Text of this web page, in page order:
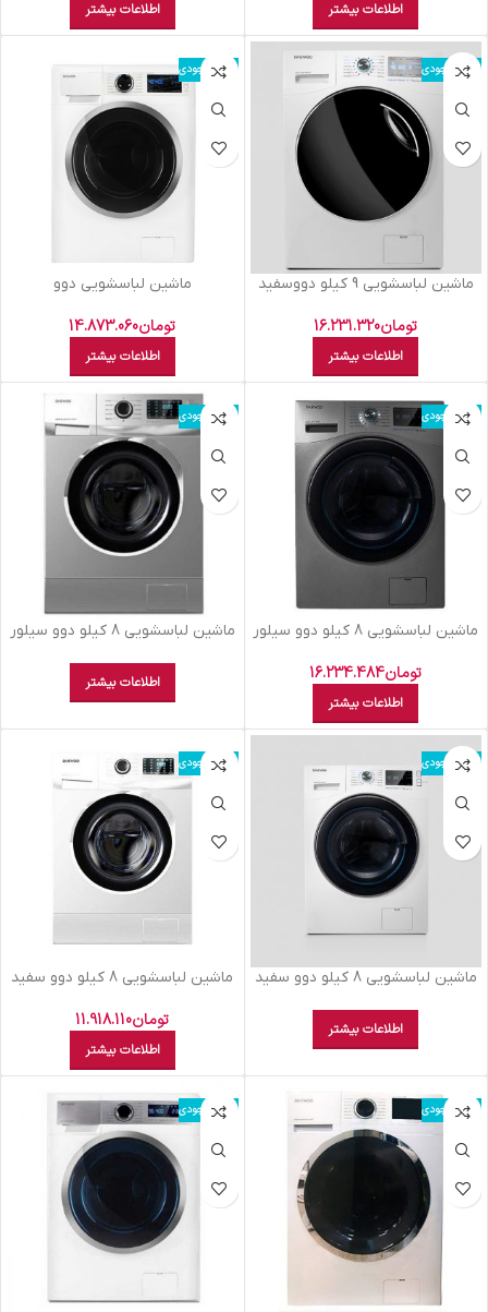
اطلاعات بیشتر اطلاعات بیشتر
اتمام موجودی
ماشين لباسشويي 9 کيلو دووسفيد
تومان16.231.320
اطلاعات بیشتر
اتمام موجودی
ماشين لباسشويي دوو
سفيدDWK-PRO84TT
تومان14.873.060
اطلاعات بیشتر
اتمام موجودی
ماشين لباسشويي 8 کيلو دوو سيلور
تومان16.234.484
اطلاعات بیشتر
اتمام موجودی
ماشين لباسشويي 8 کيلو دوو سيلور
اطلاعات بیشتر
اتمام موجودی
ماشين لباسشويي 8 کيلو دوو سفيد
اطلاعات بیشتر
اتمام موجودی
ماشين لباسشويي 8 کيلو دوو سفيد
تومان11.918.110
اطلاعات بیشتر
اتمام موجودی اتمام موجودی